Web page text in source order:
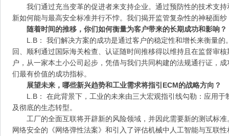
我们通过充当变革的促进者来支持企业。通过预防性的技术支
新如何能与最高安全标准并行不悖。我们揭开监管复杂性的神秘面
随着时间的推移，你们如何衡量为客户带来的长期成功和影响？
L.B： 我们解决方案的成功是通过客户的稳定性和增长来衡量
回、顺利通过国际海关检查、认证随时间推移得以维持且在监督审
户，从一家本土小公司起步，凭借与我们共同构建的法规通行证，
们最有价值的成功指标。
展望未来，哪些新兴趋势和工业需求将指引ECM的战略方向？
L.B： 在此背景下，工业的未来由三大宏观指引线勾勒：应用
及彻底的生态转型。
工厂的全面互联将开辟新的风险领域，并因此需要新的测试标
网络安全的《网络弹性法案》和引入了评估机械中人工智能与互联